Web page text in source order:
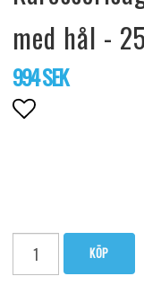
med hål -
994 SEK
KÖP